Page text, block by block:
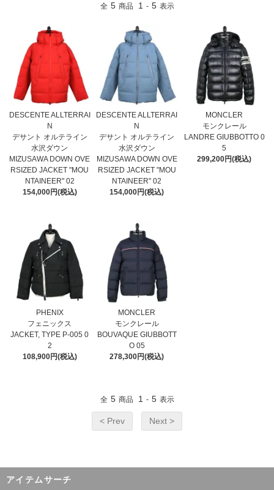
全 5 商品 1 - 5 表示
DESCENTE ALLTERRAI
N
デサント オルテライン
水沢ダウン
MIZUSAWA DOWN OVE
RSIZED JACKET "MOU
NTAINEER" 02
154,000円(税込)
DESCENTE ALLTERRAI
N
デサント オルテライン
水沢ダウン
MIZUSAWA DOWN OVE
RSIZED JACKET "MOU
NTAINEER" 02
154,000円(税込)
MONCLER
モンクレール
LANDRE GIUBBOTTO 0
5
299,200円(税込)
PHENIX
フェニックス
JACKET, TYPE P-005 0
2
108,900円(税込)
MONCLER
モンクレール
BOUVAQUE GIUBBOTT
O 05
278,300円(税込)
全 5 商品 1 - 5 表示
< Prev Next >
アイテムサーチ